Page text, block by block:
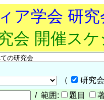
ア学会 研
会 開催ス
（
研究
/ 範囲: 題目